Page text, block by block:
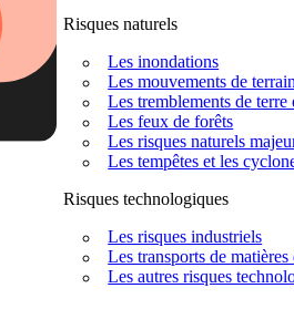
Risques naturels
Les inondations
Les mouvements de
Les tremblements de
Les feux de forêts
Les risques naturels
Les tempêtes et les
Risques technologiques
Les risques industriels
Les transports de matières
Les autres risques